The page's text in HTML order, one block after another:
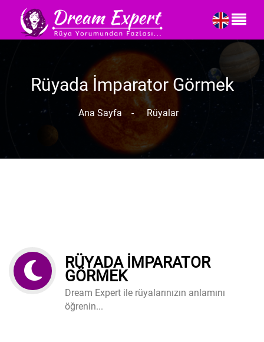
Rüyada İmparator Görmek
Ana Sayfa - Rüyalar
RÜYADA İMPARATOR
GÖRMEK
Dream Expert ile rüyalarınızın anlamını
öğrenin...